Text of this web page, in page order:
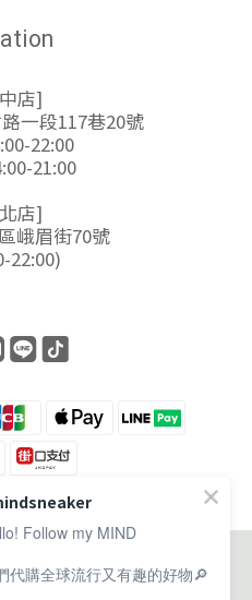
店]
一段117巷20號
22:00
21:00
店]
峨眉街70號
22:00)
恩邁選貨店
Follow my MIND
代購全球流行又有趣的好物🔎